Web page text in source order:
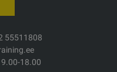
55511808
18.00